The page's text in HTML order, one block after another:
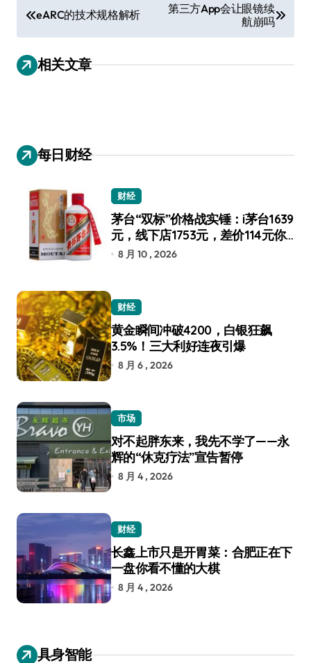
章
导
航
eARC的技术规格解析
第三方App会让眼镜续
航崩吗
相关文章
每日财经
财经
茅台“双标”价格战实锤：i茅台1639
元，线下店1753元，差价114元你
选谁？
8 月 10 , 2026
财经
黄金瞬间冲破4200，白银狂飙
3.5%！三大利好连夜引爆
8 月 6 , 2026
市场
对不起胖东来，我先不学了——永
辉的“休克疗法”宣告暂停
8 月 4 , 2026
财经
长鑫上市只是开胃菜：合肥正在下
一盘你看不懂的大棋
8 月 4 , 2026
具身智能